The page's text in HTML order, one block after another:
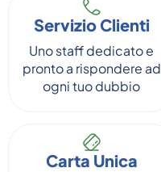
Servizio Clienti
Uno staff dedicato e
pronto a rispondere ad
ogni tuo dubbio
Carta Unica